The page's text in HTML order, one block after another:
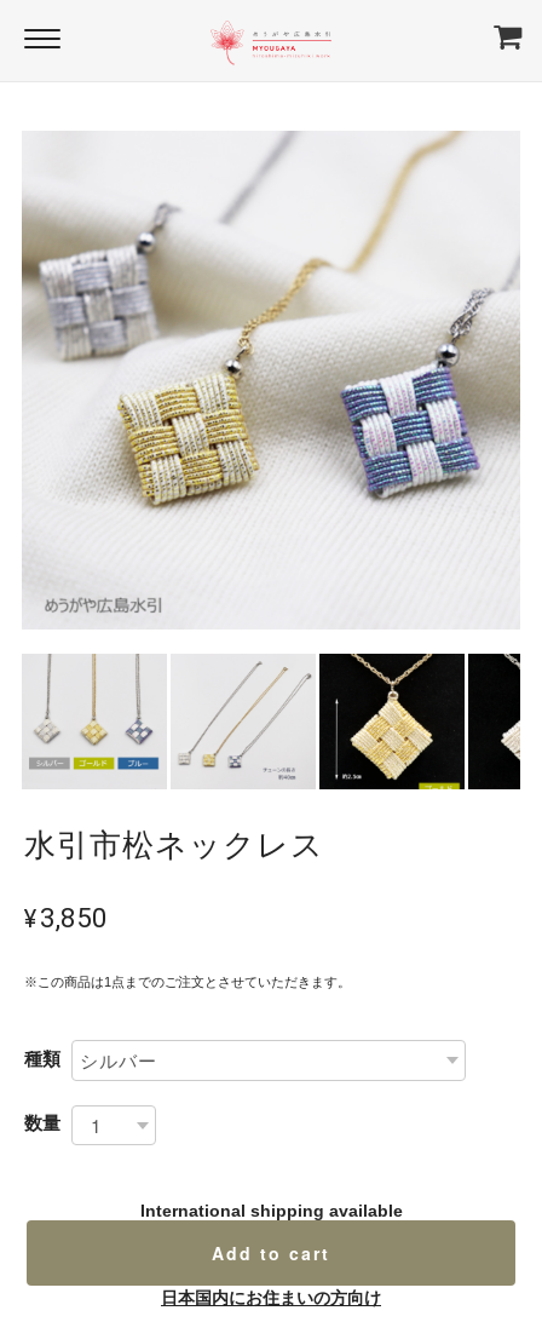
水引市松ネックレス
¥3,850
※この商品は1点までのご注文とさせていただきます。
種類
数量
International shipping available
Add to cart
日本国内にお住まいの方向け